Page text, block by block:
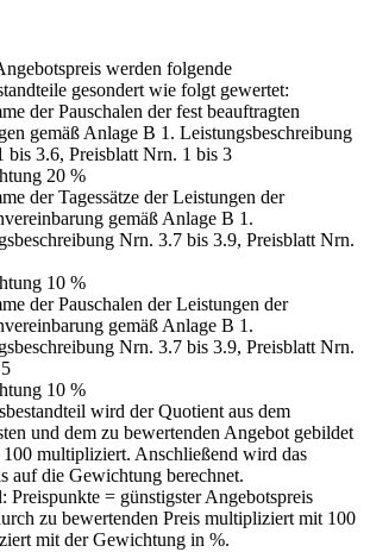
werden folgende
gesondert wie folgt gewertet:
der Pauschalen der fest beauftragten
gemäß Anlage B 1. Leistungsbeschreibung
bis 3.6, Preisblatt Nrn. 1 bis 3
20 %
der Tagessätze der Leistungen der
gemäß Anlage B 1.
Nrn. 3.7 bis 3.9, Preisblatt Nrn.
10 %
der Pauschalen der Leistungen der
gemäß Anlage B 1.
Nrn. 3.7 bis 3.9, Preisblatt Nrn.
10 %
wird der Quotient aus dem
und dem zu bewertenden Angebot gebildet
multipliziert. Anschließend wird das
auf die Gewichtung berechnet.
Preispunkte = günstigster Angebotspreis
zu bewertenden Preis multipliziert mit 100
mit der Gewichtung in %.